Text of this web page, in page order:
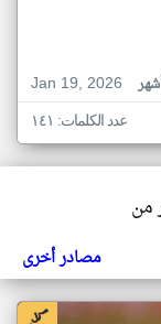
Jan 19, 2026
عدد الكلمات: ١٤١
من
مصادر أخرى